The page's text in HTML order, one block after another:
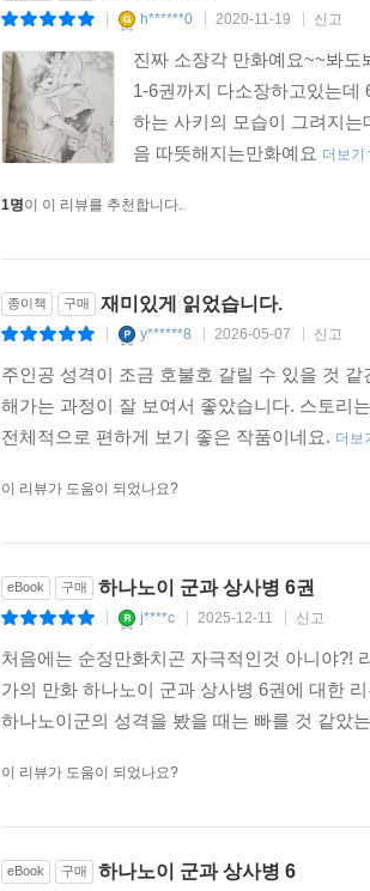
h******0 2020-11-19 신고
진짜 소장각 만화예요~~봐
1-6권까지 다소장하고있는데
하는 사키의 모습이 그려지
음 따뜻해지는만화예요 더보기
1명이 이 리뷰를 추천합니다.
종이책 구매 재미있게 읽었습니다.
y******8 2026-05-07 신고
주인공 성격이 조금 호불호 갈릴 수 있을 것
해가는 과정이 잘 보여서 좋았습니다. 스토리
전체적으로 편하게 보기 좋은 작품이네요. 더보
이 리뷰가 도움이 되었나요?
eBook 구매 하나노이 군과 상사병 6권
j****c 2025-12-11 신고
처음에는 순정만화치곤 자극적인것 아니야?!
가의 만화 하나노이 군과 상사병 6권에 대한
하나노이군의 성격을 봤을 때는 빠를 것 같았
이 리뷰가 도움이 되었나요?
eBook 구매 하나노이 군과 상사병 6